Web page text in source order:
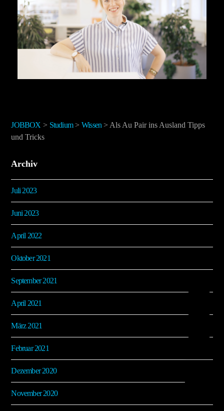
JOBBOX> Studium>Wissen>Als Au Pair ins Ausland Tipps
und Tricks
Archiv
Juli 2023
Juni 2023
April 2022
Oktober 2021
September 2021
April 2021
März 2021
Februar 2021
Dezember 2020
November 2020